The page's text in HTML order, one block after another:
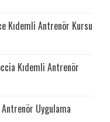
Kıdemli Antrenör Kursu
Kıdemli Antrenör
Uygulama